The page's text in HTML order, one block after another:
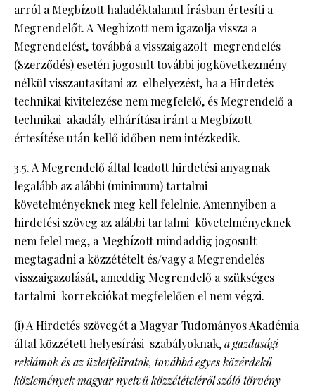
arról a Megbízott haladéktalanul írásban értesíti a
Megrendelőt. A Megbízott nem igazolja vissza a
Megrendelést, továbbá a visszaigazolt megrendelés
(Szerződés) esetén jogosult további jogkövetkezmény
nélkül visszautasítani az elhelyezést, ha a Hirdetés
technikai kivitelezése nem megfelelő, és Megrendelő a
technikai akadály elhárítása iránt a Megbízott
értesítése után kellő időben nem intézkedik.
3.5. A Megrendelő által leadott hirdetési anyagnak
legalább az alábbi (minimum) tartalmi
követelményeknek meg kell felelnie. Amennyiben a
hirdetési szöveg az alábbi tartalmi követelményeknek
nem felel meg, a Megbízott mindaddig jogosult
megtagadni a közzétételt és/vagy a Megrendelés
visszaigazolását, ameddig Megrendelő a szükséges
tartalmi korrekciókat megfelelően el nem végzi.
(i) A Hirdetés szövegét a Magyar Tudományos Akadémia
által közzétett helyesírási szabályoknak,a gazdasági
reklámok és az üzletfeliratok, továbbá egyes közérdekű
közlemények magyar nyelvű közzétételéről szóló törvény